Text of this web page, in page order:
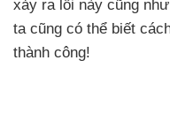
xảy ra lỗi này cũng như
ta cũng có thể biết
thành công!